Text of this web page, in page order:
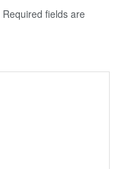
Required fields are